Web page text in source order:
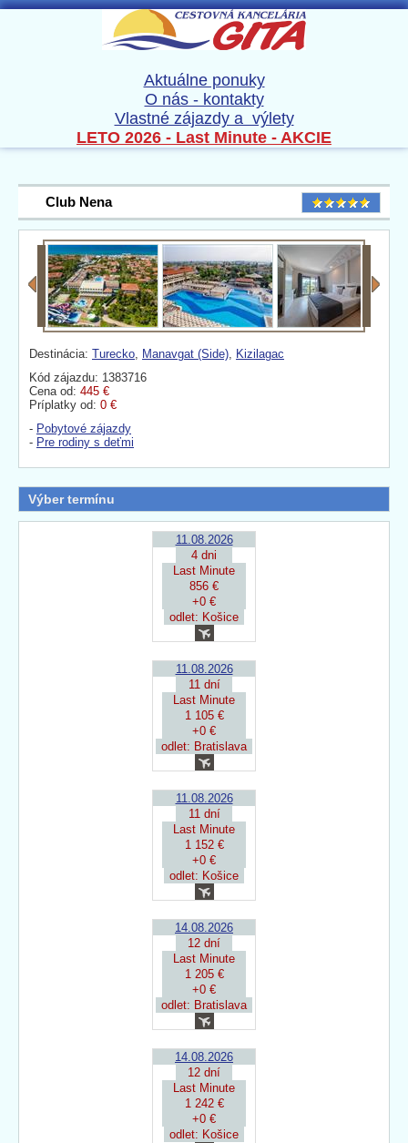
Aktuálne ponuky
O nás - kontakty
Vlastné zájazdy a výlety
LETO 2026 - Last Minute - AKCIE
Club Nena
Destinácia: Turecko, Manavgat (Side), Kizilagac
Kód zájazdu: 1383716
Cena od: 445 €
Príplatky od: 0 €
- Pobytové zájazdy
- Pre rodiny s deťmi
Výber termínu
11.08.2026
4 dni
Last Minute
856 €
+0 €
odlet: Košice
11.08.2026
11 dní
Last Minute
1 105 €
+0 €
odlet: Bratislava
11.08.2026
11 dní
Last Minute
1 152 €
+0 €
odlet: Košice
14.08.2026
12 dní
Last Minute
1 205 €
+0 €
odlet: Bratislava
14.08.2026
12 dní
Last Minute
1 242 €
+0 €
odlet: Košice